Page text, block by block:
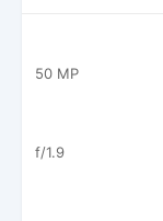
50 MP
f/1.9